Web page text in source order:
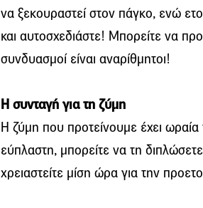
να ξεκουραστεί στον πάγκο, ενώ
και αυτοσχεδιάστε! Μπορείτε να
συνδυασμοί είναι αναρίθμητοι!
Η συνταγή για τη ζύμη
Η ζύμη που προτείνουμε έχει ωραία
εύπλαστη, μπορείτε να τη
χρειαστείτε μίση ώρα για την